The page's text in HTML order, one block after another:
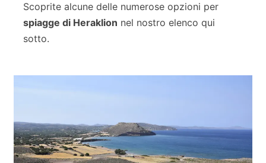
Scoprite alcune delle numerose opzioni per
spiagge di Heraklion nel nostro elenco qui
sotto.